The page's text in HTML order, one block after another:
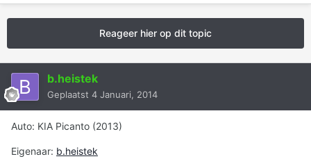
Reageer hier op dit topic
b.heistek
Geplaatst 4 Januari, 2014
Auto: KIA Picanto (2013)
Eigenaar: b.heistek